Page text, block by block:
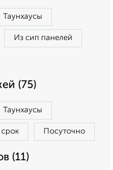
Таунхаусы
Из сип панелей
(75)
Таунхаусы
Посуточно
(11)